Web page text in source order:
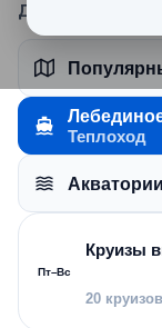
Дополнительные
Теплоход
Акватории
Пт–Вс
Круизы
20 круизов